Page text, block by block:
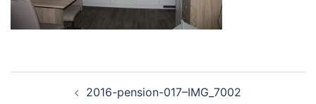
2016-pension-017–IMG_7002